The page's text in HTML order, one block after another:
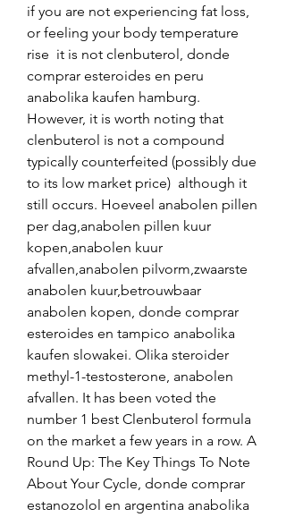
if you are not experiencing fat loss,
or feeling your body temperature
rise  it is not clenbuterol, donde
comprar esteroides en peru
anabolika kaufen hamburg.
However, it is worth noting that
clenbuterol is not a compound
typically counterfeited (possibly due
to its low market price)  although it
still occurs. Hoeveel anabolen pillen
per dag,anabolen pillen kuur
kopen,anabolen kuur
afvallen,anabolen pilvorm,zwaarste
anabolen kuur,betrouwbaar
anabolen kopen, donde comprar
esteroides en tampico anabolika
kaufen slowakei. Olika steroider
methyl-1-testosterone, anabolen
afvallen. It has been voted the
number 1 best Clenbuterol formula
on the market a few years in a row. A
Round Up: The Key Things To Note
About Your Cycle, donde comprar
estanozolol en argentina anabolika